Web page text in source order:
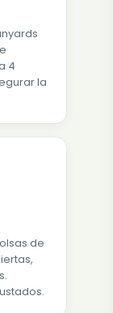
4
la
de